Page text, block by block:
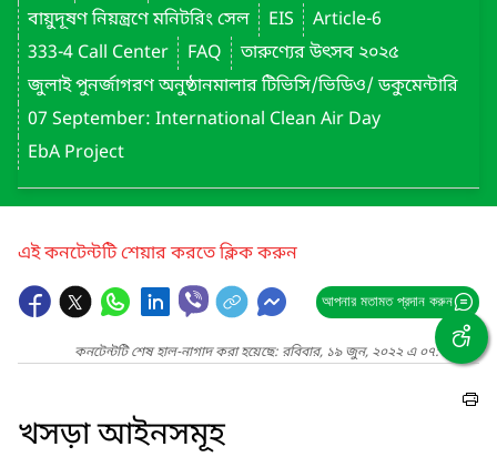
বায়ুদূষণ নিয়ন্ত্রণে মনিটরিং সেল
EIS
Article-6
333-4 Call Center
FAQ
তারুণ্যের উৎসব ২০২৫
জুলাই পুনর্জাগরণ অনুষ্ঠানমালার টিভিসি/ভিডিও/ ডকুমেন্টারি
07 September: International Clean Air Day
EbA Project
এই কনটেন্টটি শেয়ার করতে ক্লিক করুন
আপনার মতামত প্রদান করুন
কনটেন্টটি শেষ হাল-নাগাদ করা হয়েছে: রবিবার, ১৯ জুন, ২০২২ এ ০৭:২১ PM
খসড়া আইনসমূহ